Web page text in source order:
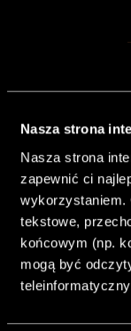
Nasza strona
Nasza strona
zapewnić ci
wykorzystaniem.
tekstowe,
końcowym (np.
mogą być